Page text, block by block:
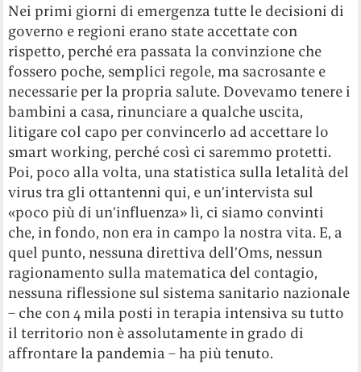
Nei primi giorni di emergenza tutte le decisioni di
governo e regioni erano state accettate con
rispetto, perché era passata la convinzione che
fossero poche, semplici regole, ma sacrosante e
necessarie per la propria salute. Dovevamo tenere i
bambini a casa, rinunciare a qualche uscita,
litigare col capo per convincerlo ad accettare lo
smart working, perché così ci saremmo protetti.
Poi, poco alla volta, una statistica sulla letalità del
virus tra gli ottantenni qui, e un’intervista sul
«poco più di un’influenza» lì, ci siamo convinti
che, in fondo, non era in campo la nostra vita. E, a
quel punto, nessuna direttiva dell’Oms, nessun
ragionamento sulla matematica del contagio,
nessuna riflessione sul sistema sanitario nazionale
– che con 4 mila posti in terapia intensiva su tutto
il territorio non è assolutamente in grado di
affrontare la pandemia – ha più tenuto.